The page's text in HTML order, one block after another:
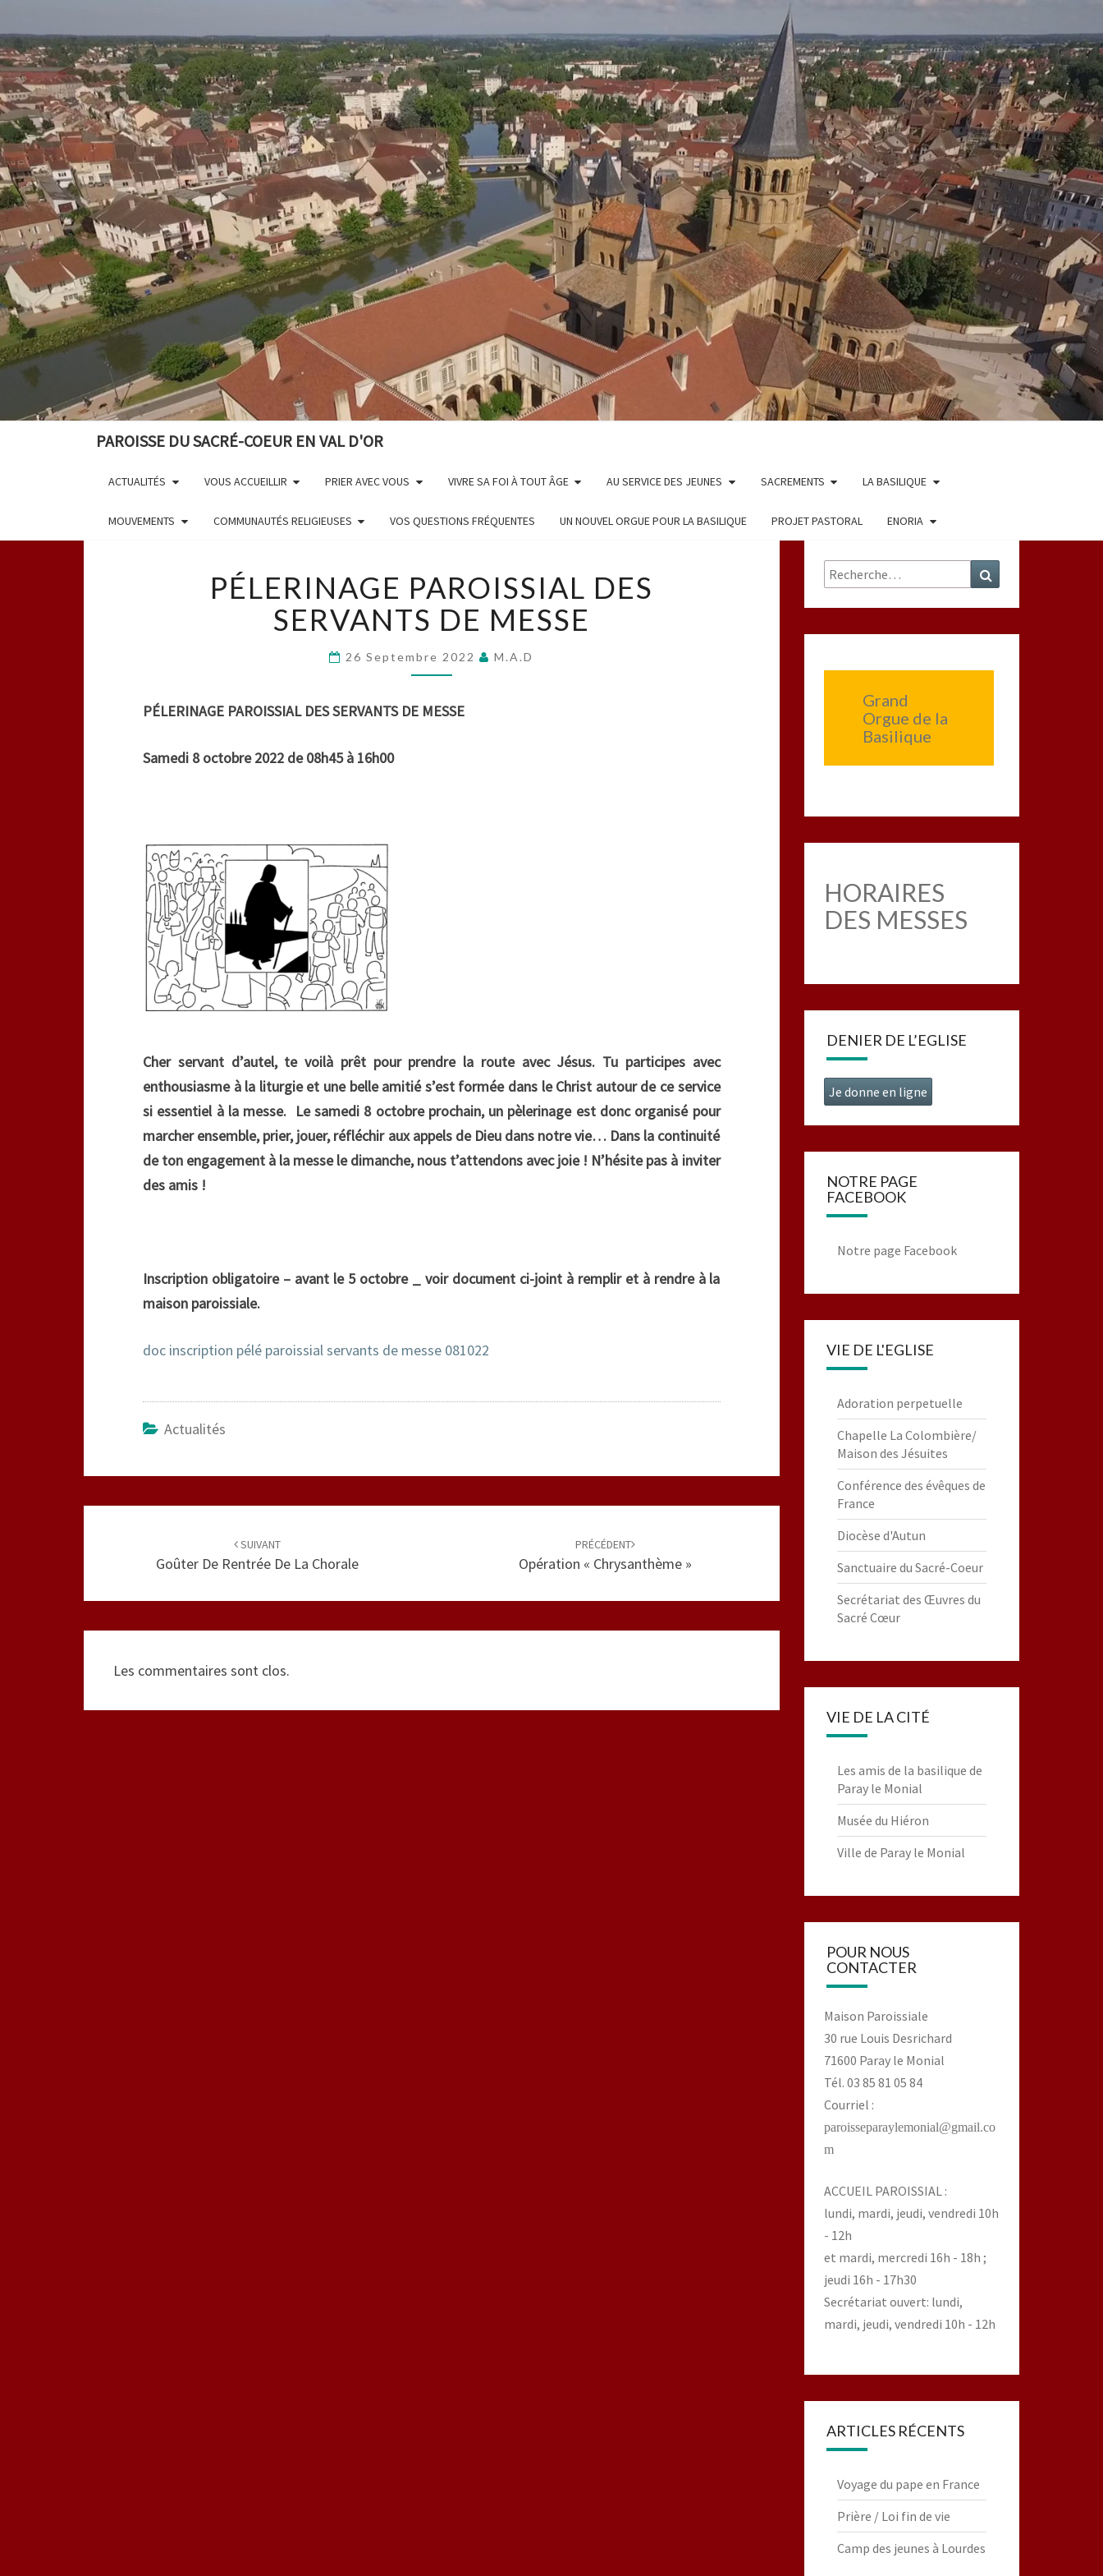
PAROISSE DU SACRÉ-COEUR EN VAL D'OR
ACTUALITÉS VOUS ACCUEILLIR PRIER AVEC VOUS VIVRE SA FOI À TOUT ÂGE AU SERVICE DES JEUNES SACREMENTS LA BASILIQUE
MOUVEMENTS COMMUNAUTÉS RELIGIEUSES VOS QUESTIONS FRÉQUENTES UN NOUVEL ORGUE POUR LA BASILIQUE PROJET PASTORAL ENORIA
PAROISSIAL
DES
SERVANTS
MESSE
PÉLERINAGE PAROISSIAL DES
SERVANTS DE MESSE
26 Septembre 2022 M.A.D
PÉLERINAGE PAROISSIAL DES SERVANTS DE MESSE
Samedi 8 octobre 2022 de 08h45 à 16h00
Cher servant d’autel, te voilà prêt pour prendre la route avec Jésus. Tu participes avec
enthousiasme à la liturgie et une belle amitié s’est formée dans le Christ autour de ce service
si essentiel à la messe. Le samedi 8 octobre prochain, un pèlerinage est donc organisé pour
marcher ensemble, prier, jouer, réfléchir aux appels de Dieu dans notre vie… Dans la continuité
de ton engagement à la messe le dimanche, nous t’attendons avec joie ! N’hésite pas à inviter
des amis !
Inscription obligatoire – avant le 5 octobre _ voir document ci-joint à remplir et à rendre à la
maison paroissiale.
doc inscription pélé paroissial servants de messe 081022
Actualités
SUIVANT
Goûter De Rentrée De La Chorale
PRÉCÉDENT
Opération « Chrysanthème »
Les commentaires sont clos.
Rechercher :
Grand
Orgue de la
Basilique
HORAIRES
DES MESSES
DENIER DE L’EGLISE
Je donne en ligne
NOTRE PAGE
FACEBOOK
Notre page Facebook
VIE DE L'EGLISE
Adoration perpetuelle
Chapelle La Colombière/
Maison des Jésuites
Conférence des évêques de
France
Diocèse d'Autun
Sanctuaire du Sacré-Coeur
Secrétariat des Œuvres du
Sacré Cœur
VIE DE LA CITÉ
Les amis de la basilique de
Paray le Monial
Musée du Hiéron
Ville de Paray le Monial
POUR NOUS
CONTACTER
Maison Paroissiale
30 rue Louis Desrichard
71600 Paray le Monial
Tél. 03 85 81 05 84
Courriel :
paroisseparaylemonial@gmail.co
m
ACCUEIL PAROISSIAL :
lundi, mardi, jeudi, vendredi 10h
- 12h
et mardi, mercredi 16h - 18h ;
jeudi 16h - 17h30
Secrétariat ouvert: lundi,
mardi, jeudi, vendredi 10h - 12h
ARTICLES RÉCENTS
Voyage du pape en France
Prière / Loi fin de vie
Camp des jeunes à Lourdes